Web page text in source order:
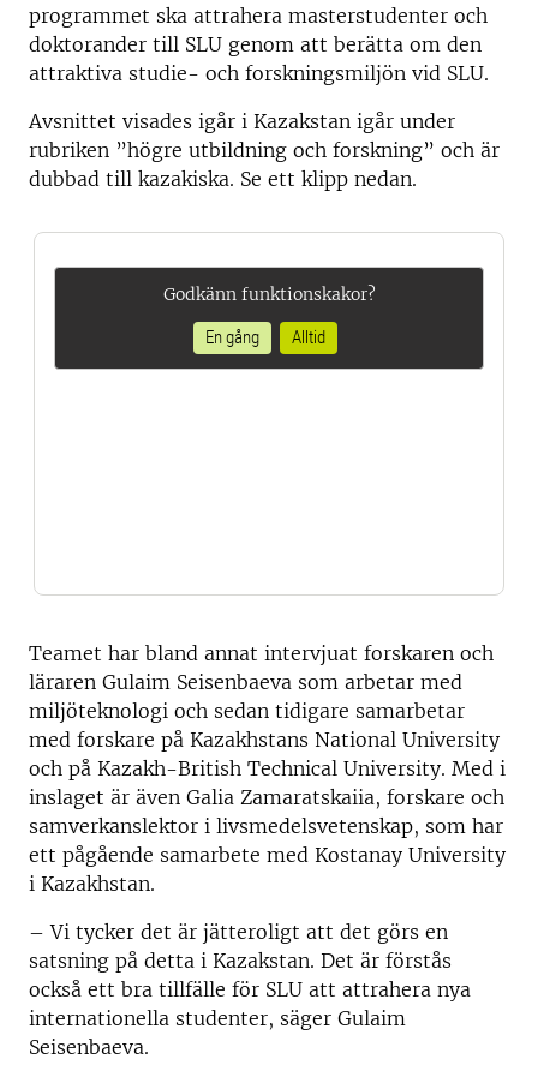
programmet ska attrahera masterstudenter och
doktorander till SLU genom att berätta om den
attraktiva studie- och forskningsmiljön vid SLU.
Avsnittet visades igår i Kazakstan igår under
rubriken ”högre utbildning och forskning” och är
dubbad till kazakiska. Se ett klipp nedan.
Godkänn funktionskakor?
En gång
Alltid
Teamet har bland annat intervjuat forskaren och
läraren Gulaim Seisenbaeva som arbetar med
miljöteknologi och sedan tidigare samarbetar
med forskare på Kazakhstans National University
och på Kazakh-British Technical University. Med i
inslaget är även Galia Zamaratskaiia, forskare och
samverkanslektor i livsmedelsvetenskap, som har
ett pågående samarbete med Kostanay University
i Kazakhstan.
– Vi tycker det är jätteroligt att det görs en
satsning på detta i Kazakstan. Det är förstås
också ett bra tillfälle för SLU att attrahera nya
internationella studenter, säger Gulaim
Seisenbaeva.